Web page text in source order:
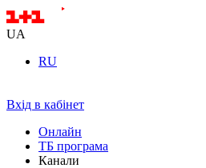
UA
RU
Вхід в кабінет
Онлайн
ТБ програма
Канали